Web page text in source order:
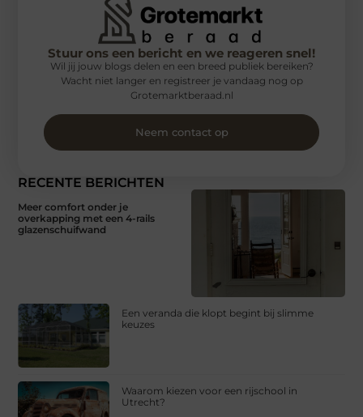
RECENTE BERICHTEN
Meer comfort onder je
overkapping met een 4-rails
glazenschuifwand
Een veranda die klopt begint bij slimme
keuzes
Waarom kiezen voor een rijschool in
Utrecht?
Stuur ons een bericht en we reageren snel!
Wil jij jouw blogs delen en een breed publiek bereiken?
Wacht niet langer en registreer je vandaag nog op
Grotemarktberaad.nl
Neem contact op